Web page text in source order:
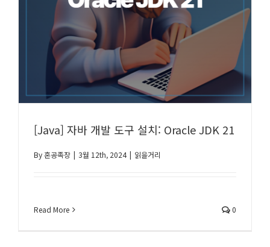
[Java] 자바 개발 도구 설치: Oracle JDK 21
By혼공족장 | 3월 12th, 2024 | 읽을거리
Read More 0